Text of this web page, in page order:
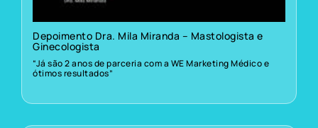
Depoimento Dra. Mila Miranda – Mastologista e
Ginecologista
“Já são 2 anos de parceria com a WE Marketing Médico e
ótimos resultados”